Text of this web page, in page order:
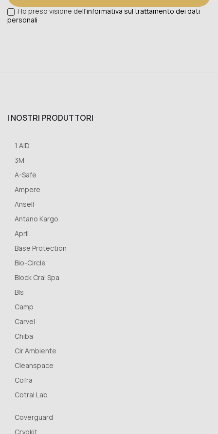
Ho preso visione dell'informativa sul trattamento dei dati
personali
I NOSTRI PRODUTTORI
1 AID
3M
A-Safe
Ampere
Ansell
Antano Kargo
April
Base Protection
Bio-Circle
Block Crai Spa
Bls
Camp
Carvel
Chiba
Cir Ambiente
Cleanspace
Cofra
Cotral Lab
Coverguard
Cryokit